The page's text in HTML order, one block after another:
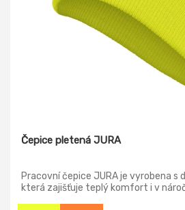
Čepice pletená JURA
Pracovní čepice JURA je vyrobena s
která zajišťuje teplý komfort i v